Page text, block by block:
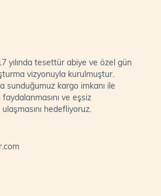
yılında tesettür abiye ve özel gün
vizyonuyla kurulmuştur.
sunduğumuz kargo imkanı ile
ve eşsiz
hedefliyoruz.